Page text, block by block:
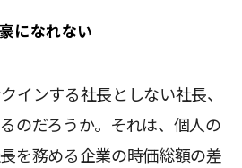
になれない
インする社長としない社長、
のだろうか。それは、個人の
を務める企業の時価総額の差